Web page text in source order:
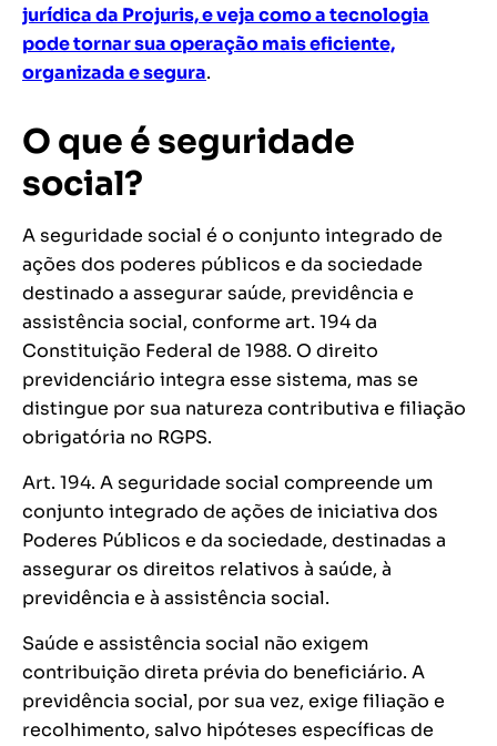
jurídica da Projuris, e veja como a tecnologia
pode tornar sua operação mais eficiente,
organizada e segura.
O que é seguridade
social?
A seguridade social é o conjunto integrado de
ações dos poderes públicos e da sociedade
destinado a assegurar saúde, previdência e
assistência social, conforme art. 194 da
Constituição Federal de 1988. O direito
previdenciário integra esse sistema, mas se
distingue por sua natureza contributiva e filiação
obrigatória no RGPS.
Art. 194. A seguridade social compreende um
conjunto integrado de ações de iniciativa dos
Poderes Públicos e da sociedade, destinadas a
assegurar os direitos relativos à saúde, à
previdência e à assistência social.
Saúde e assistência social não exigem
contribuição direta prévia do beneficiário. A
previdência social, por sua vez, exige filiação e
recolhimento, salvo hipóteses específicas de